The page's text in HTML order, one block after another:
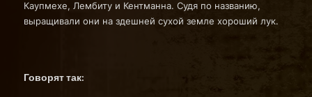
Каупмехе, Лембиту и Кентманна. Судя по названию,
выращивали они на здешней сухой земле хороший лук.
Говорят так: